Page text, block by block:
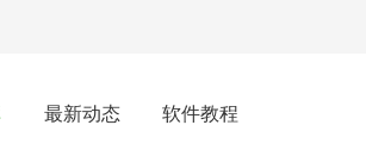
最新动态 软件教程